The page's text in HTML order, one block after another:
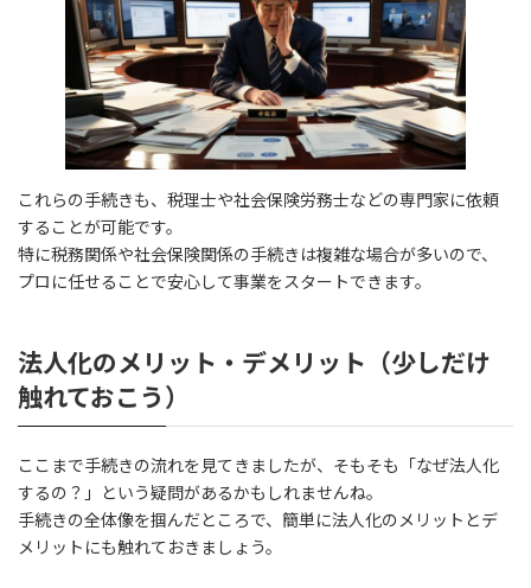
これらの手続きも、税理士や社会保険労務士などの専門家に依頼
することが可能です。
特に税務関係や社会保険関係の手続きは複雑な場合が多いので、
プロに任せることで安心して事業をスタートできます。
法人化のメリット・デメリット（少しだけ
触れておこう）
ここまで手続きの流れを見てきましたが、そもそも「なぜ法人化
するの？」という疑問があるかもしれませんね。
手続きの全体像を掴んだところで、簡単に法人化のメリットとデ
メリットにも触れておきましょう。